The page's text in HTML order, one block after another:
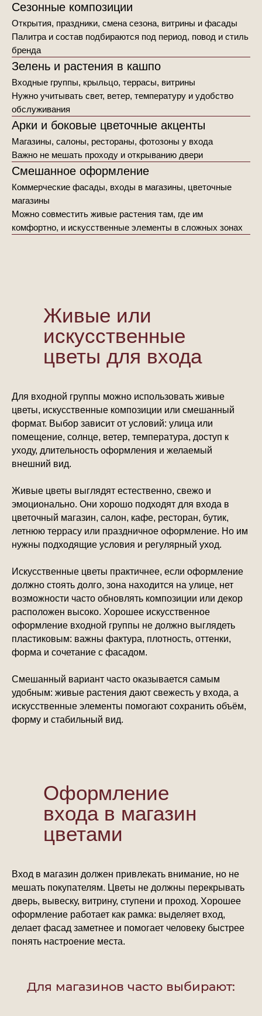
Сезонные композиции
Открытия, праздники, смена сезона, витрины и фасады
Палитра и состав подбираются под период, повод и стиль
бренда
Зелень и растения в кашпо
Входные группы, крыльцо, террасы, витрины
Нужно учитывать свет, ветер, температуру и удобство
обслуживания
Арки и боковые цветочные акценты
Магазины, салоны, рестораны, фотозоны у входа
Важно не мешать проходу и открыванию двери
Смешанное оформление
Коммерческие фасады, входы в магазины, цветочные
магазины
Можно совместить живые растения там, где им
комфортно, и искусственные элементы в сложных зонах
Живые или
искусственные
цветы для входа
Для входной группы можно использовать живые
цветы, искусственные композиции или смешанный
формат. Выбор зависит от условий: улица или
помещение, солнце, ветер, температура, доступ к
уходу, длительность оформления и желаемый
внешний вид.
Живые цветы выглядят естественно, свежо и
эмоционально. Они хорошо подходят для входа в
цветочный магазин, салон, кафе, ресторан, бутик,
летнюю террасу или праздничное оформление. Но им
нужны подходящие условия и регулярный уход.
Искусственные цветы практичнее, если оформление
должно стоять долго, зона находится на улице, нет
возможности часто обновлять композиции или декор
расположен высоко. Хорошее искусственное
оформление входной группы не должно выглядеть
пластиковым: важны фактура, плотность, оттенки,
форма и сочетание с фасадом.
Смешанный вариант часто оказывается самым
удобным: живые растения дают свежесть у входа, а
искусственные элементы помогают сохранить объём,
форму и стабильный вид.
Оформление
входа в магазин
цветами
Вход в магазин должен привлекать внимание, но не
мешать покупателям. Цветы не должны перекрывать
дверь, вывеску, витрину, ступени и проход. Хорошее
оформление работает как рамка: выделяет вход,
делает фасад заметнее и помогает человеку быстрее
понять настроение места.
Для магазинов часто выбирают: